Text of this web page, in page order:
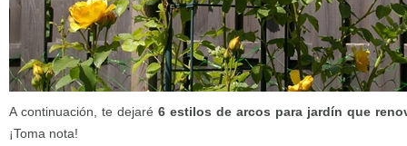
A continuación, te dejaré 6 estilos de arcos para jardín que
¡Toma nota!